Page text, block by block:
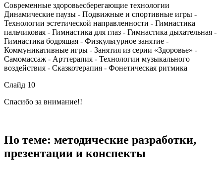
Современные здоровьесберегающие технологии
Динамические паузы - Подвижные и спортивные игры -
Технологии эстетической направленности - Гимнастика
пальчиковая - Гимнастика для глаз - Гимнастика дыхательная -
Гимнастика бодрящая - Физкультурное занятие -
Коммуникативные игры - Занятия из серии «Здоровье» -
Самомассаж - Арттерапия - Технологии музыкального
воздействия - Сказкотерапия - Фонетическая ритмика
Слайд 10
Спасибо за внимание!!
По теме: методические разработки,
презентации и конспекты